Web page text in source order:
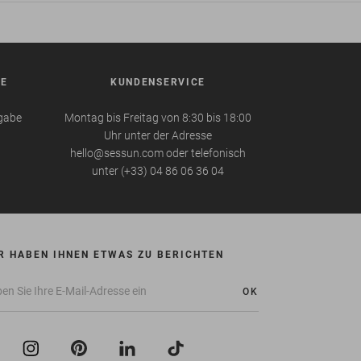
KUNDENSERVICE
Montag bis Freitag von 8:30 bis 18:00
Uhr unter der Adresse
hello@sessun.com oder telefonisch
unter (+33) 04 86 06 36 04
HABEN IHNEN ETWAS ZU BERICHTEN
OK